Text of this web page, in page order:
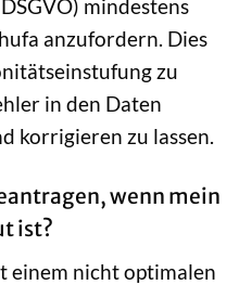
mindestens
anzufordern. Dies
zu
in den Daten
korrigieren zu lassen.
wenn mein
ist?
einem nicht optimalen